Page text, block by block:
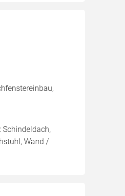
Schindeldach,
Wand /